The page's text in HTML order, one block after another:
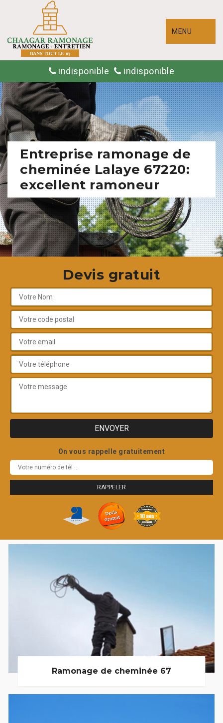
MENU
indisponible indisponible
Entreprise ramonage de
cheminée Lalaye 67220:
excellent ramoneur
Devis gratuit
On vous rappelle gratuitement
Ramonage de cheminée 67